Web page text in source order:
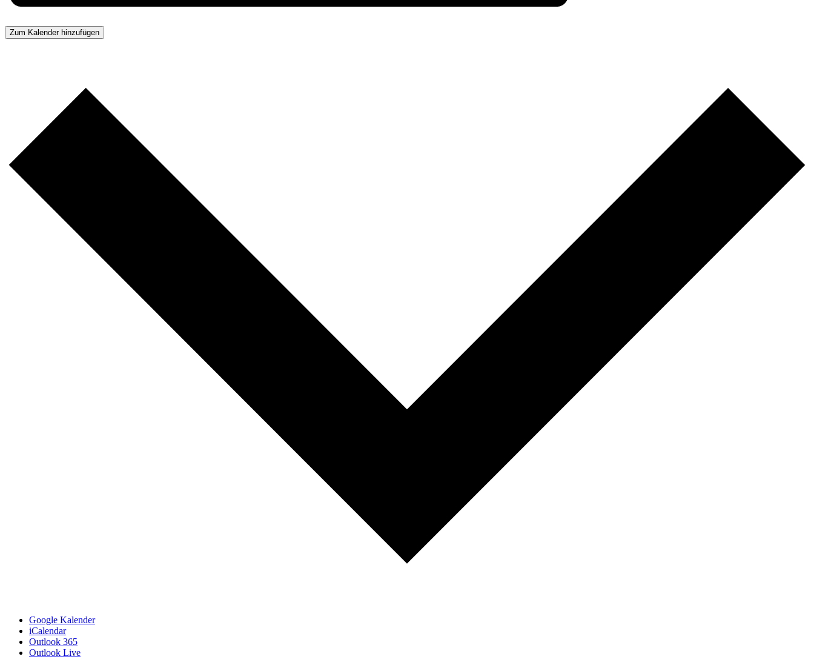
Zum Kalender hinzufügen
Google Kalender
iCalendar
Outlook 365
Outlook Live